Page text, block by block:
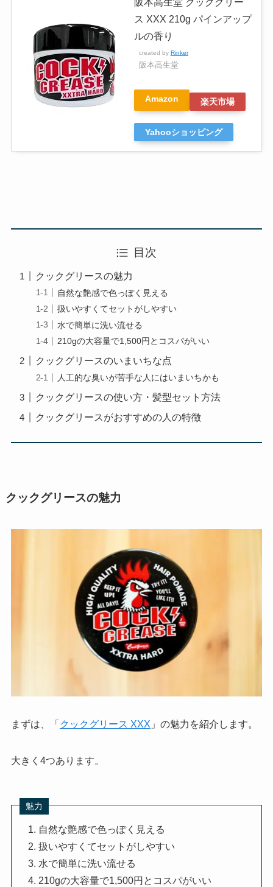
阪本高生堂 クックグリー
ス XXX 210g パインアップ
ルの香り
created by Rinker
阪本高生堂
Amazon 楽天市場
Yahooショッピング
目次
クックグリースの魅力
自然な艶感で色っぽく見える
扱いやすくてセットがしやすい
水で簡単に洗い流せる
210gの大容量で1,500円とコスパがいい
クックグリースのいまいちな点
人工的な臭いが苦手な人にはいまいちかも
クックグリースの使い方・髪型セット方法
クックグリースがおすすめの人の特徴
クックグリースの魅力
まずは、「 クックグリース XXX 」の魅力を紹介します。
大きく4つあります。
魅力
自然な艶感で色っぽく見える
扱いやすくてセットがしやすい
水で簡単に洗い流せる
210gの大容量で1,500円とコスパがいい